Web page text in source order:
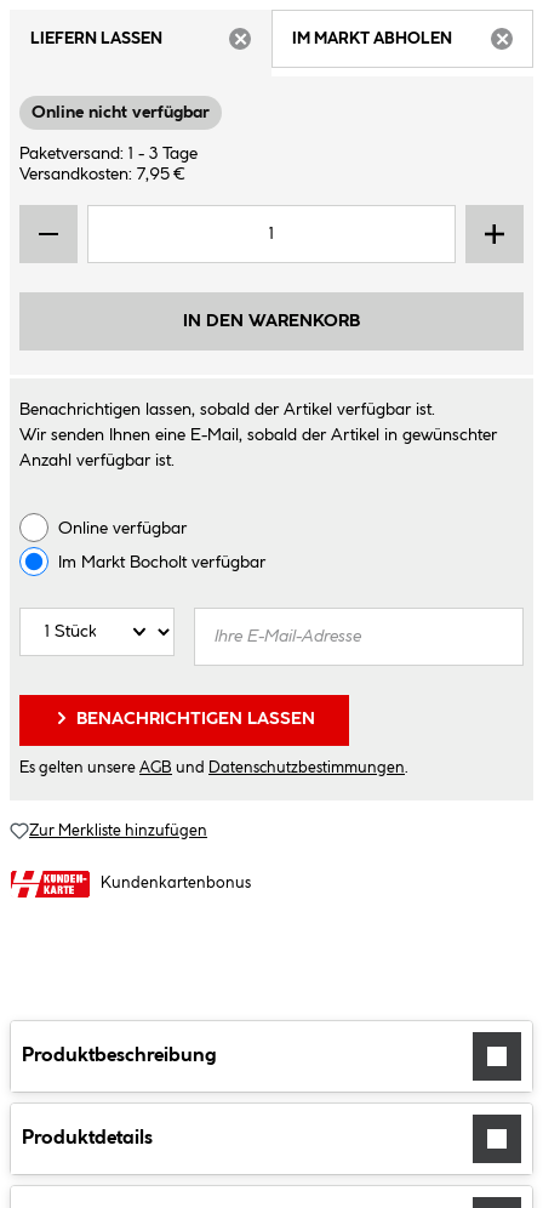
LIEFERN LASSEN
IM MARKT ABHOLEN
Online nicht verfügbar
Paketversand: 1 - 3 Tage
Versandkosten: 7,95 €
IN DEN WARENKORB
Benachrichtigen lassen, sobald der Artikel verfügbar ist.
Wir senden Ihnen eine E-Mail, sobald der Artikel in gewünschter
Anzahl verfügbar ist.
Online verfügbar
Im Markt Bocholtverfügbar
BENACHRICHTIGEN LASSEN
Es gelten unsere AGB und Datenschutzbestimmungen
Zur Merkliste hinzufügen
Kundenkartenbonus
Produktbeschreibung
Produktdetails